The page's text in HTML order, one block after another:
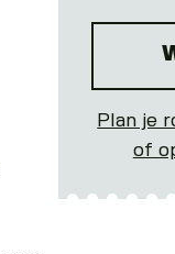
Plan je
of